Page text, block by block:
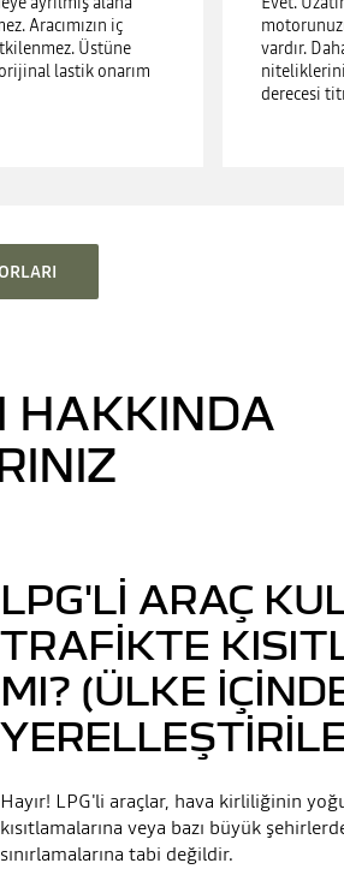
Aracımızın iç
Üstüne
lastik onarım
vardır.
niteliklerini
derecesi
HAKKINDA
LPG'LI ARAÇ
TRAFIKTE
MI? (ÜLKE
Hayır! LPG'li araçlar, hava kirliliğinin
kısıtlamalarına veya bazı büyük
sınırlamalarına tabi değildir.